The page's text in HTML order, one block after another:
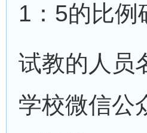
1：5的比例
试教的人员
学校微信公